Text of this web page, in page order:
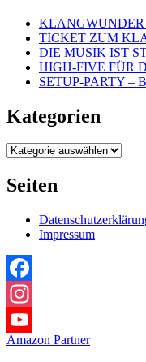
KLANGWUNDER
TICKET ZUM
DIE MUSIK IST
HIGH-FIVE FÜR
SETUP-PARTY –
Kategorien
Kategorien
Seiten
Impressum
Facebook
Instagram
YouTube
Amazon Partner